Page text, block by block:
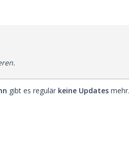
gibt es regulär keine Updates mehr.